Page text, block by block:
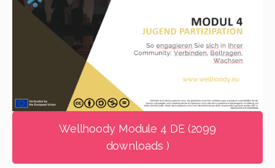
Wellhoody Module 4 DE (2099
downloads )